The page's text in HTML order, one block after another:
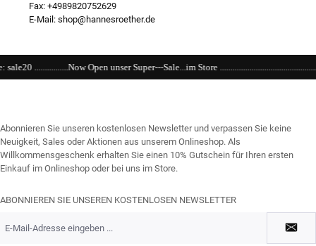
Fax: +4989820752629
E-Mail: shop@hannesroether.de
Open unser Super---Sale...im Store
Abonnieren Sie unseren kostenlosen Newsletter und verpassen Sie keine
Neuigkeit, Sales oder Aktionen aus unserem Onlineshop. Als
Willkommensgeschenk erhalten Sie einen 10% Gutschein für Ihren ersten
Einkauf im Onlineshop oder bei uns im Store.
ABONNIEREN SIE UNSEREN KOSTENLOSEN NEWSLETTER
Mail-